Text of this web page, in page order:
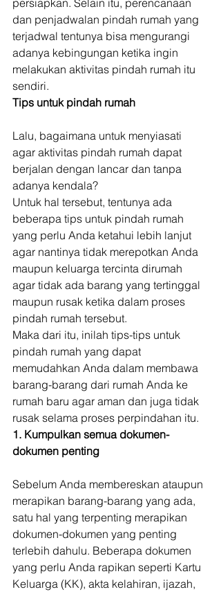
persiapkan. Selain itu, perencanaan
dan penjadwalan pindah rumah yang
terjadwal tentunya bisa mengurangi
adanya kebingungan ketika ingin
melakukan aktivitas pindah rumah itu
sendiri.
Tips untuk pindah rumah
Lalu, bagaimana untuk menyiasati
agar aktivitas pindah rumah dapat
berjalan dengan lancar dan tanpa
adanya kendala?
Untuk hal tersebut, tentunya ada
beberapa tips untuk pindah rumah
yang perlu Anda ketahui lebih lanjut
agar nantinya tidak merepotkan Anda
maupun keluarga tercinta dirumah
agar tidak ada barang yang tertinggal
maupun rusak ketika dalam proses
pindah rumah tersebut.
Maka dari itu, inilah tips-tips untuk
pindah rumah yang dapat
memudahkan Anda dalam membawa
barang-barang dari rumah Anda ke
rumah baru agar aman dan juga tidak
rusak selama proses perpindahan itu.
1. Kumpulkan semua dokumen-
dokumen penting
Sebelum Anda membereskan ataupun
merapikan barang-barang yang ada,
satu hal yang terpenting merapikan
dokumen-dokumen yang penting
terlebih dahulu. Beberapa dokumen
yang perlu Anda rapikan seperti Kartu
Keluarga (KK), akta kelahiran, ijazah,